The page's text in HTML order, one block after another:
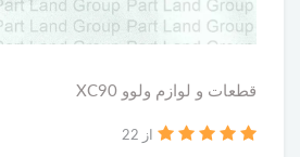
قطعات و لوازم ولوو XC90
از 22